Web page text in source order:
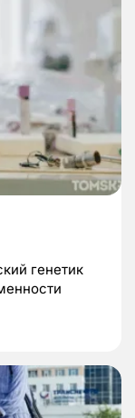
генетик